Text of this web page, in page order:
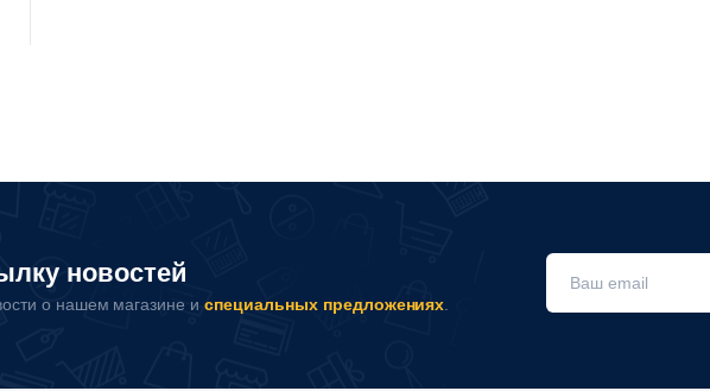
новостей
о нашем магазине испециальных предложениях